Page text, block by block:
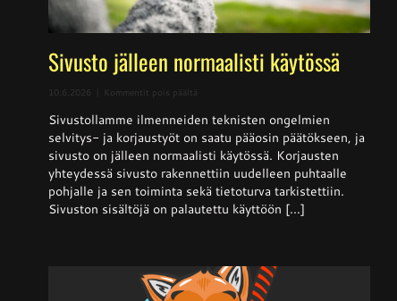
Sivusto jälleen normaalisti käytössä
10.6.2026 Kommentit pois päältä
jälleen
normaalisti
käytössä
Sivustollamme ilmenneiden teknisten ongelmien
selvitys- ja korjaustyöt on saatu pääosin päätökseen, ja
sivusto on jälleen normaalisti käytössä. Korjausten
yhteydessä sivusto rakennettiin uudelleen puhtaalle
pohjalle ja sen toiminta sekä tietoturva tarkistettiin.
Sivuston sisältöjä on palautettu käyttöön [...]